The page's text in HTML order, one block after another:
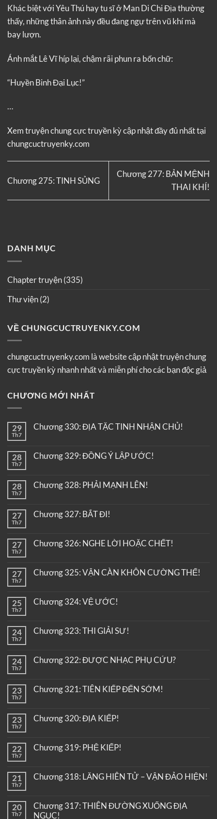
Khác biệt với Yêu Thú hay tu sĩ ở Man Di Chi Địa thường
thấy, những thân ảnh này đều đang ngự trên vũ khí mà
bay lượn.
Ánh mắt Lê Vĩ híp lại, chậm rãi phun ra bốn chữ:
“Huyền Binh Đại Lục!”
…
Xem truyệnchung cực truyền kỳcập nhật đầy đủ nhất tại
chungcuctruyenky.com
Chương 275: TINH SỦNG
Chương 277: BẢN MỆNH
THAI KHÍ!
DANH MỤC
Chapter truyện(335)
Thư viện(2)
VỀ CHUNGCUCTRUYENKY.COM
chungcuctruyenky.com là website cập nhật truyện chung
cực truyền kỳ nhanh nhất và miễn phí cho các bạn độc giả
CHƯƠNG MỚI NHẤT
29
Th7
Chương 330: ĐỊA TẶC TINH NHẬN CHỦ!
28
Th7
Chương 329: ĐỒNG Ý LẬP ƯỚC!
28
Th7
Chương 328: PHẢI MẠNH LÊN!
27
Th7
Chương 327: BẮT ĐI!
27
Th7
Chương 326: NGHE LỜI HOẶC CHẾT!
27
Th7
Chương 325: VẬN CÀN KHÔN CƯỜNG THẾ!
25
Th7
Chương 324: VỆ ƯỚC!
24
Th7
Chương 323: THI GIẢI SƯ!
24
Th7
Chương 322: ĐƯỢC NHẠC PHỤ CỨU?
23
Th7
Chương 321: TIÊN KIẾP ĐẾN SỚM!
23
Th7
Chương 320: ĐỊA KIẾP!
22
Th7
Chương 319: PHỆ KIẾP!
21
Th7
Chương 318: LĂNG HIÊN TỬ – VẬN ĐẢO HIỆN!
20
Th7
Chương 317: THIÊN ĐƯỜNG XUỐNG ĐỊA
NGỤC!